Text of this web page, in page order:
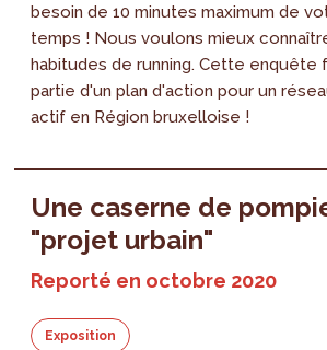
besoin de 10 minutes maximum de
temps ! Nous voulons mieux
habitudes de running. Cette enquête
partie d'un plan d'action pour un
actif en Région bruxelloise !
Une caserne de
"projet urbain"
Reporté en octobre 2020
Exposition